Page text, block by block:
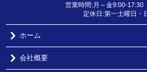
営業時間:月～金9:00-
定休日:第一土曜日・
ホーム
会社概要